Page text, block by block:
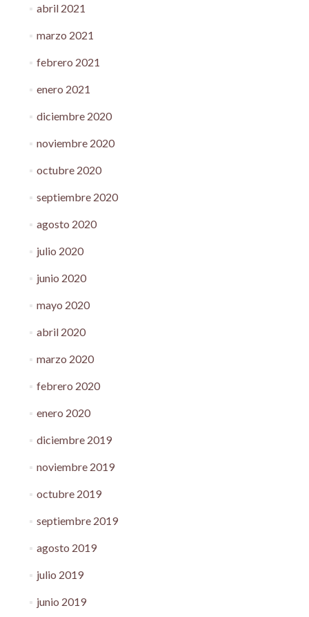
abril 2021
marzo 2021
febrero 2021
enero 2021
diciembre 2020
noviembre 2020
octubre 2020
septiembre 2020
agosto 2020
julio 2020
junio 2020
mayo 2020
abril 2020
marzo 2020
febrero 2020
enero 2020
diciembre 2019
noviembre 2019
octubre 2019
septiembre 2019
agosto 2019
julio 2019
junio 2019